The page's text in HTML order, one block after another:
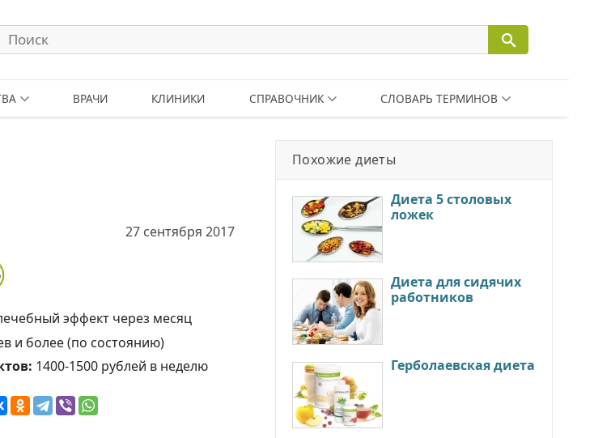
ВРАЧИ КЛИНИКИ СПРАВОЧНИК СЛОВАРЬ ТЕРМИНОВ
27 сентября 2017
эффект через месяц
и более (по состоянию)
1400-1500 рублей в неделю
Похожие диеты
Диета 5 столовых
ложек
Диета для сидячих
работников
Герболаевская диета